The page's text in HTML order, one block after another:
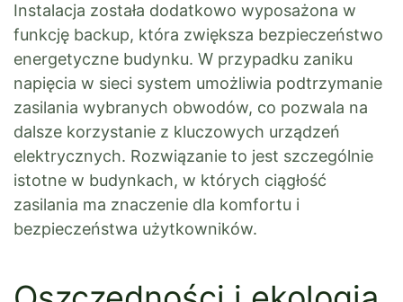
Instalacja została dodatkowo wyposażona w
funkcję backup, która zwiększa bezpieczeństwo
energetyczne budynku. W przypadku zaniku
napięcia w sieci system umożliwia podtrzymanie
zasilania wybranych obwodów, co pozwala na
dalsze korzystanie z kluczowych urządzeń
elektrycznych. Rozwiązanie to jest szczególnie
istotne w budynkach, w których ciągłość
zasilania ma znaczenie dla komfortu i
bezpieczeństwa użytkowników.